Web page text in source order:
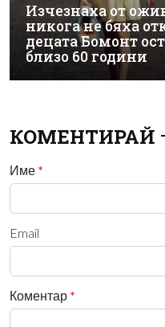
Изчезнаха от
никога не бяха
децата Бомонт
близо 60 години
КОМЕНТИРАЙ
Име *
Email
Коментар *